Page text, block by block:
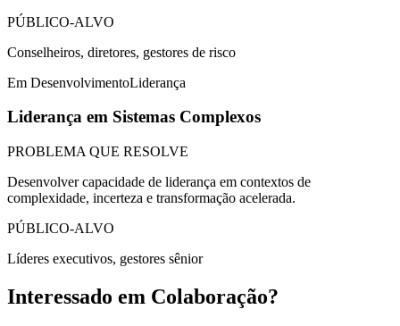
PÚBLICO-ALVO
Conselheiros, diretores, gestores de risco
Em DesenvolvimentoLiderança
Liderança em Sistemas Complexos
PROBLEMA QUE RESOLVE
Desenvolver capacidade de liderança em contextos de
complexidade, incerteza e transformação acelerada.
PÚBLICO-ALVO
Líderes executivos, gestores sênior
Interessado em Colaboração?